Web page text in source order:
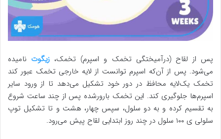
پس از لقاح (درآمیختگی تخمک و اسپرم) تخمک، زیگوت نامیده
می‌شود. پس‌ از آن‌که اسپرم توانست از لایه خارجی تخمک عبور کند
تخمک یک‌لایه محافظ در دور خود تشکیل می‌دهد تا از ورود سایر
اسپرم‌ها جلوگیری کند. این تخمک بارورشده پس از چند ساعت شروع
به تقسیم کرده و به دو سلول، سپس چهار، هشت و تا تشکیل توپ
سلولی ی ۱۰۰ سلول در چند روز ابتدایی لقاح پیش می‌رود.